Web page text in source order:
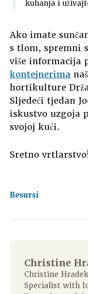
kuhanja i
Ako imate
s tlom, spremni
više informacija
kontejnerima
hortikulture
Sljedeći tjedan
iskustvo uzgoja
svojoj kući.
Sretno
Resursi
Christine
Christine
Specialist with